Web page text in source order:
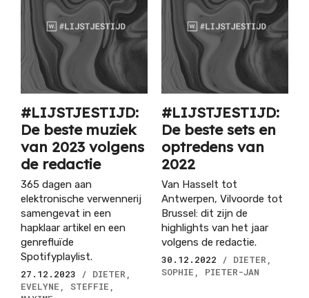
#LIJSTJESTIJD:
De beste muziek
van 2023 volgens
de redactie
365 dagen aan
elektronische verwennerij
samengevat in een
hapklaar artikel en een
genrefluïde
Spotifyplaylist.
27.12.2023
/ DIETER,
EVELYNE, STEFFIE,
#LIJSTJESTIJD:
De beste sets en
optredens van
2022
Van Hasselt tot
Antwerpen, Vilvoorde tot
Brussel: dit zijn de
highlights van het jaar
volgens de redactie.
30.12.2022
/ DIETER,
SOPHIE, PIETER-JAN